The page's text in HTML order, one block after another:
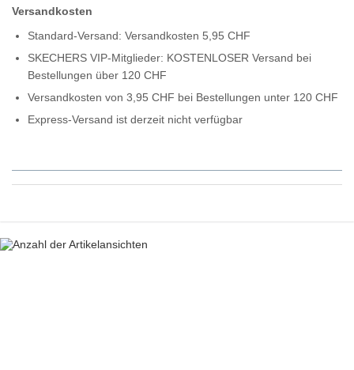
Versandkosten
Standard-Versand: Versandkosten 5,95 CHF
SKECHERS VIP-Mitglieder: KOSTENLOSER Versand bei
Bestellungen über 120 CHF
Versandkosten von 3,95 CHF bei Bestellungen unter 120 CHF
Express-Versand ist derzeit nicht verfügbar